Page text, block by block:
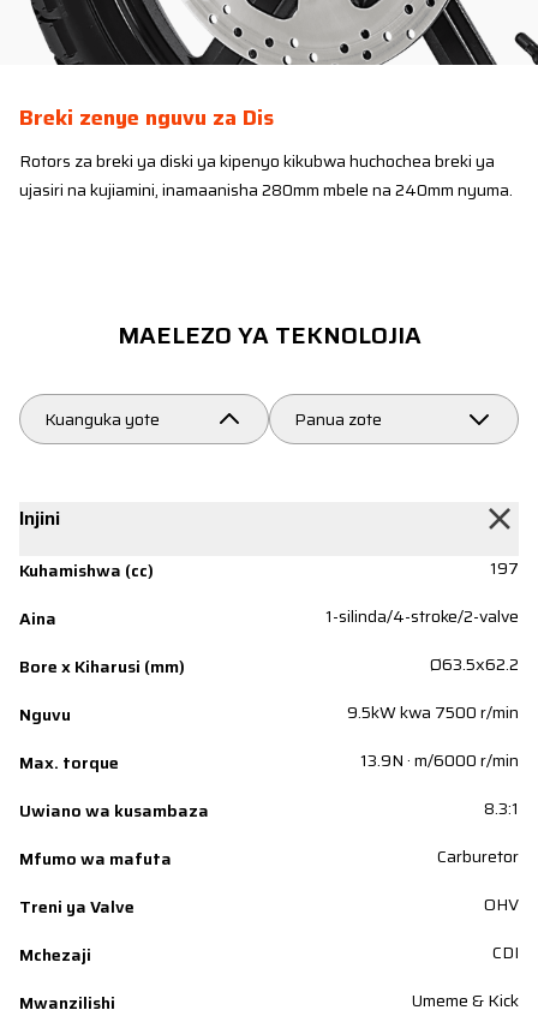
Breki zenye nguvu za Dis
Rotors za breki ya diski ya kipenyo kikubwa huchochea breki ya
ujasiri na kujiamini, inamaanisha 280mm mbele na 240mm nyuma.
MAELEZO YA TEKNOLOJIA
Kuanguka yote Panua zote
Injini
Kuhamishwa (cc)
197
Aina
1-silinda/4-stroke/2-valve
Bore x Kiharusi (mm)
Ø63.5x62.2
Nguvu
9.5kW kwa 7500 r/min
Max. torque
13.9N · m/6000 r/min
Uwiano wa kusambaza
8.3:1
Mfumo wa mafuta
Carburetor
Treni ya Valve
OHV
Mchezaji
CDI
Mwanzilishi
Umeme & Kick